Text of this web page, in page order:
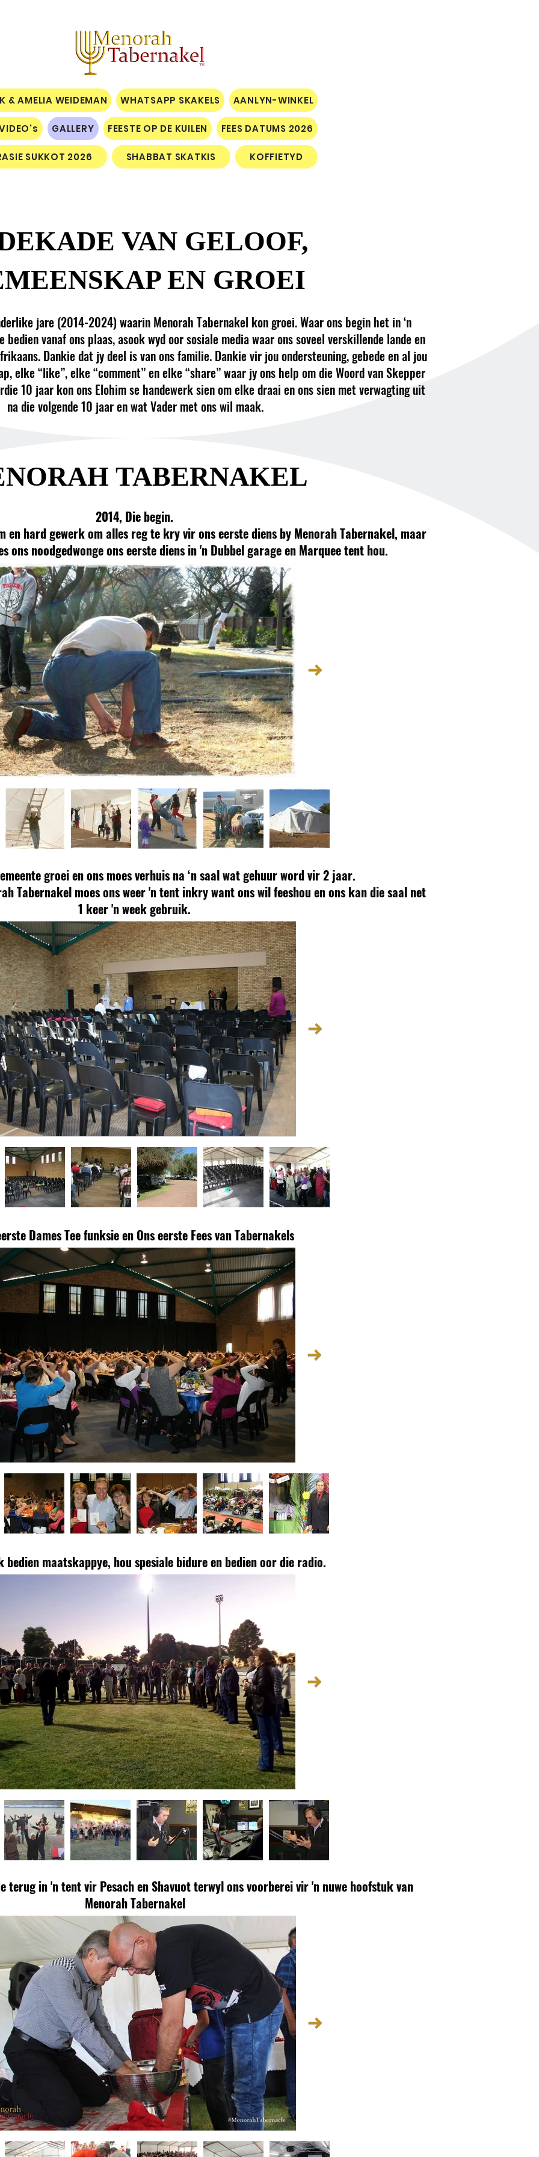
& AMELIA WEIDEMAN WHATSAPP SKAKELS AANLYN-WINKEL
GALLERY FEESTE OP DE KUILEN FEES DATUMS 2026
SUKKOT 2026 SHABBAT SKATKIS KOFFIETYD
VAN GELOOF,
EN GROEI
jare (2014-2024) waarin Menorah Tabernakel kon groei. Waar ons begin het in ‘n
vanaf ons plaas, asook wyd oor sosiale media waar ons soveel verskillende lande en
Dankie dat jy deel is van ons familie. Dankie vir jou ondersteuning, gebede en al jou
elke “like”, elke “comment” en elke “share” waar jy ons help om die Woord van Skepper
10 jaar kon ons Elohim se handewerk sien om elke draai en ons sien met verwagting uit
na die volgende 10 jaar en wat Vader met ons wil maak.
TABERNAKEL
2014, Die begin.
en hard gewerk om alles reg te kry vir ons eerste diens by Menorah Tabernakel, maar
ons noodgedwonge ons eerste diens in 'n Dubbel garage en Marquee tent hou.
groei en ons moes verhuis na ‘n saal wat gehuur word vir 2 jaar.
Tabernakel moes ons weer 'n tent inkry want ons wil feeshou en ons kan die saal net
1 keer 'n week gebruik.
Dames Tee funksie en Ons eerste Fees van Tabernakels
bedien maatskappye, hou spesiale bidure en bedien oor die radio.
terug in 'n tent vir Pesach en Shavuot terwyl ons voorberei vir 'n nuwe hoofstuk van
Menorah Tabernakel